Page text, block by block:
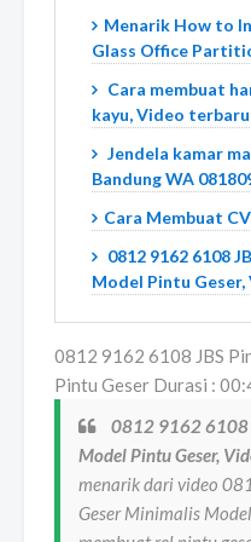
Menarik How to
Glass Office
Cara membuat
kayu, Video
Jendela kamar
Bandung WA
Cara Membuat
0812 9162 6108
Model Pintu
0812 9162 6108 JBS
Pintu Geser Durasi :
0812 9162 6108
Model Pintu Geser,
menarik dari video
Geser Minimalis